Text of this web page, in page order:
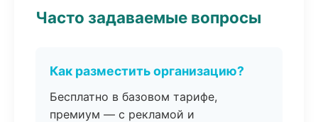
Часто задаваемые вопросы
Как разместить организацию?
Бесплатно в базовом тарифе,
премиум — с рекламой и